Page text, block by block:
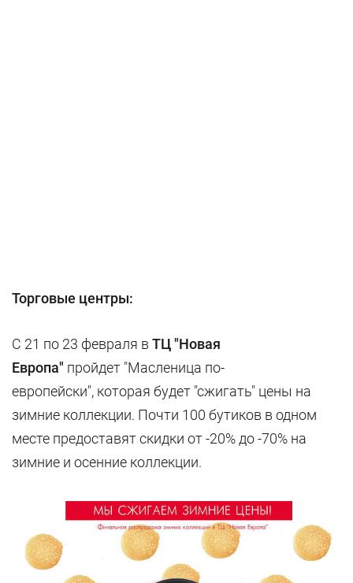
Торговые центры:
С 21 по 23 февраля в ТЦ "Новая
Европа" пройдет "Масленица по-
европейски", которая будет "сжигать" цены на
зимние коллекции. Почти 100 бутиков в одном
месте предоставят скидки от -20% до -70% на
зимние и осенние коллекции.